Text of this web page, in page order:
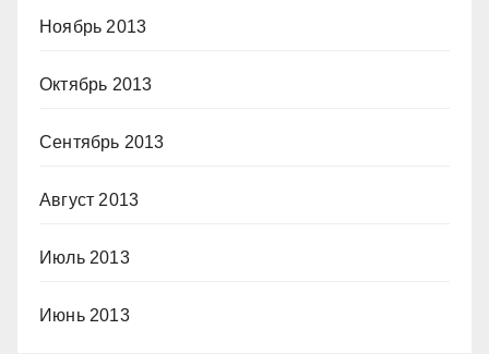
Ноябрь 2013
Октябрь 2013
Сентябрь 2013
Август 2013
Июль 2013
Июнь 2013